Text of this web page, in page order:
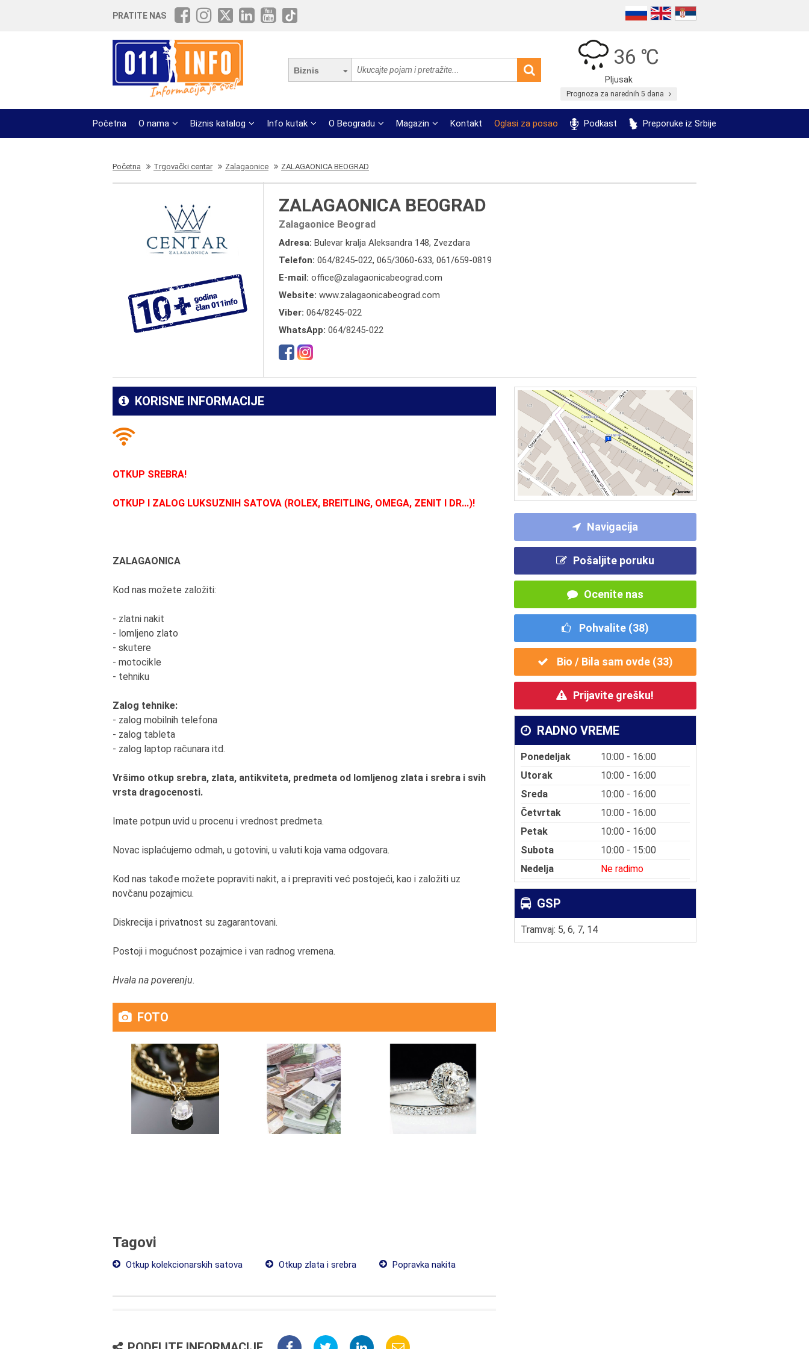
PRATITE NAS
Biznis
36 ℃
Pljusak
Prognoza za narednih 5 dana
Početna O nama Biznis katalog Info kutak O Beogradu Magazin Kontakt Oglasi za posao Podkast Preporuke iz Srbije
Početna Trgovački centar Zalagaonice ZALAGAONICA BEOGRAD
ZALAGAONICA BEOGRAD
Zalagaonice Beograd
Adresa: Bulevar kralja Aleksandra 148, Zvezdara
Telefon: 064/8245-022, 065/3060-633, 061/659-0819
E-mail: office@zalagaonicabeograd.com
Website: www.zalagaonicabeograd.com
Viber: 064/8245-022
WhatsApp: 064/8245-022
Navigacija
Pošaljite poruku
Ocenite nas
Pohvalite (38)
Bio / Bila sam ovde (33)
Prijavite grešku!
RADNO VREME
Ponedeljak
10:00 - 16:00
Utorak
10:00 - 16:00
Sreda
10:00 - 16:00
Četvrtak
10:00 - 16:00
Petak
10:00 - 16:00
Subota
10:00 - 15:00
Nedelja
Ne radimo
GSP
Tramvaj: 5, 6, 7, 14
KORISNE INFORMACIJE
OTKUP SREBRA!
OTKUP I ZALOG LUKSUZNIH SATOVA (ROLEX, BREITLING, OMEGA, ZENIT I DR...)!
ZALAGAONICA
Kod nas možete založiti:
- zlatni nakit
- lomljeno zlato
- skutere
- motocikle
- tehniku
Zalog tehnike:
- zalog mobilnih telefona
- zalog tableta
- zalog laptop računara itd.
Vršimo otkup srebra, zlata, antikviteta, predmeta od lomljenog zlata i srebra i svih
vrsta dragocenosti.
Imate potpun uvid u procenu i vrednost predmeta.
Novac isplaćujemo odmah, u gotovini, u valuti koja vama odgovara.
Kod nas takođe možete popraviti nakit, a i prepraviti već postojeći, kao i založiti uz
novčanu pozajmicu.
Diskrecija i privatnost su zagarantovani.
Postoji i mogućnost pozajmice i van radnog vremena.
Hvala na poverenju.
FOTO
Tagovi
Otkup kolekcionarskih satova Otkup zlata i srebra Popravka nakita